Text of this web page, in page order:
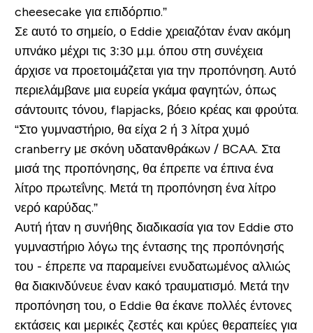
cheesecake για επιδόρπιο.”
Σε αυτό το σημείο, ο Eddie χρειαζόταν έναν ακόμη
υπνάκο μέχρι τις 3:30 μ.μ. όπου στη συνέχεια
άρχισε να προετοιμάζεται για την προπόνηση. Αυτό
περιελάμβανε μια ευρεία γκάμα φαγητών, όπως
σάντουιτς τόνου, flapjacks, βόειο κρέας και φρούτα.
“Στο γυμναστήριο, θα είχα 2 ή 3 λίτρα χυμό
cranberry με σκόνη υδατανθράκων / BCAA. Στα
μισά της προπόνησης, θα έπρεπε να έπινα ένα
λίτρο πρωτεΐνης. Μετά τη προπόνηση ένα λίτρο
νερό καρύδας.”
Αυτή ήταν η συνήθης διαδικασία για τον Eddie στο
γυμναστήριο λόγω της έντασης της προπόνησής
του - έπρεπε να παραμείνει ενυδατωμένος αλλιώς
θα διακινδύνευε έναν κακό τραυματισμό. Μετά την
προπόνηση του, ο Eddie θα έκανε πολλές έντονες
εκτάσεις και μερικές ζεστές και κρύες θεραπείες για